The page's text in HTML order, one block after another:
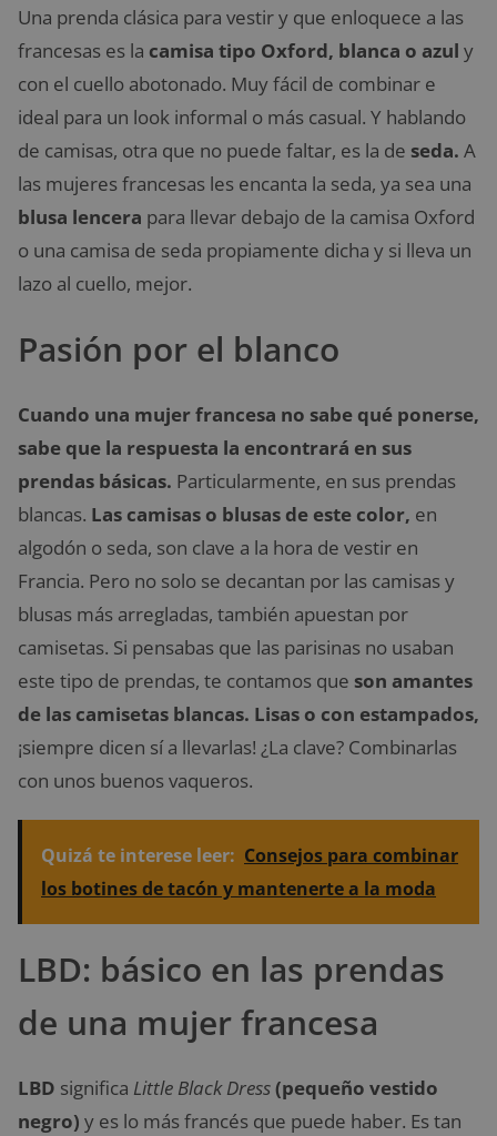
Una prenda clásica para vestir y que enloquece a las
francesas es la camisa tipo Oxford, blanca o azul y
con el cuello abotonado. Muy fácil de combinar e
ideal para un look informal o más casual. Y hablando
de camisas, otra que no puede faltar, es la de seda. A
las mujeres francesas les encanta la seda, ya sea una
blusa lencera para llevar debajo de la camisa Oxford
o una camisa de seda propiamente dicha y si lleva un
lazo al cuello, mejor.
Pasión por el blanco
Cuando una mujer francesa no sabe qué ponerse,
sabe que la respuesta la encontrará en sus
prendas básicas. Particularmente, en sus prendas
blancas. Las camisas o blusas de este color, en
algodón o seda, son clave a la hora de vestir en
Francia. Pero no solo se decantan por las camisas y
blusas más arregladas, también apuestan por
camisetas. Si pensabas que las parisinas no usaban
este tipo de prendas, te contamos que son amantes
de las camisetas blancas. Lisas o con estampados,
¡siempre dicen sí a llevarlas! ¿La clave? Combinarlas
con unos buenos vaqueros.
Quizá te interese leer: Consejos para combinar
los botines de tacón y mantenerte a la moda
LBD: básico en las prendas
de una mujer francesa
LBD significa Little Black Dress(pequeño vestido
negro) y es lo más francés que puede haber. Es tan